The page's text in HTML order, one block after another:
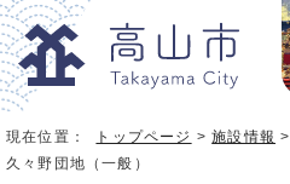
現在位置： トップページ >施設情報 >
久々野団地（一般）